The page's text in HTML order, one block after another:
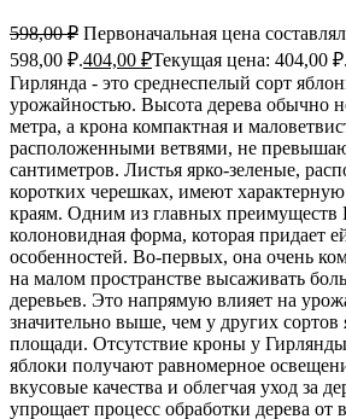
598,00₽ Первоначальная цена
598,00 ₽.404,00 ₽Текущая цена: 404,00 ₽.
Гирлянда - это среднеспелый сорт
урожайностью. Высота дерева обычно
метра, а крона компактная и
расположенными ветвями, не
сантиметров. Листья ярко-зеленые,
коротких черешках, имеют характерную
краям. Одним из главных преимуществ
колоновидная форма, которая придает
особенностей. Во-первых, она очень
на малом пространстве высаживать
деревьев. Это напрямую влияет на
значительно выше, чем у других сортов
площади. Отсутствие кроны у Гирлянды
яблоки получают равномерное
вкусовые качества и облегчая уход за
упрощает процесс обработки дерева от